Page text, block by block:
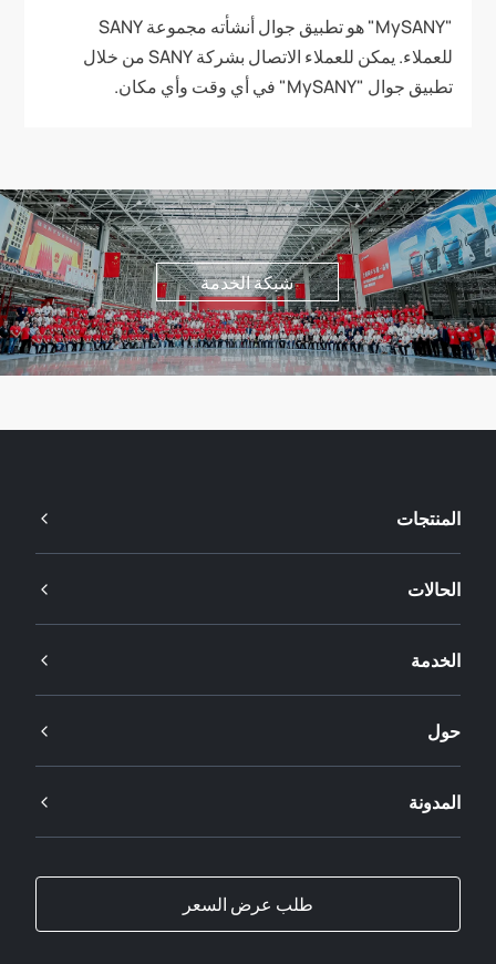
"MySANY" هو تطبيق جوال أنشأته مجموعة SANY
للعملاء. يمكن للعملاء الاتصال بشركة SANY من خلال
تطبيق جوال "MySANY" في أي وقت وأي مكان.
شبكة الخدمة
المنتجات
الحالات
الخدمة
حول
المدونة
طلب عرض السعر